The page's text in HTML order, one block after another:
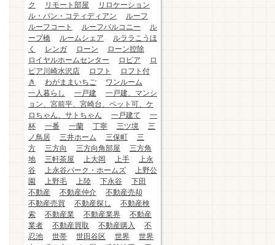
ク
リモート部屋
リロケーション
ル・パン・コティディアン
ルーフ
ルーフコート
ルーフバルコニー
ル
ープ橋
ルームシェア
ルララこうほ
く
レンガ ローン
ローン控除
ロイヤルホームセンター
ロピア
ロ
ピア川崎水沢店
ロフト
ロフト付
き
わがままいちご
ワンルーム
一人暮らし
一戸建
一戸建、マンシ
ョン、宮前平、宮崎台、ペット可、ケ
ロちゃん、サトちゃん
一戸建て
一
杯
一番 一蘭 丁寧 三ツ境
三
ノ鳥居
三井ホーム 三保町
三
方
三方向 三方向角部屋
三方角
地
三軒茶屋 上大岡 上手
上永
谷
上永谷パーク・ホームズ
上野公
園
上野毛 上陸 下永谷
下田
不動産
不動産仲介
不動産売却
不動産売買
不動産探し
不動産検
索
不動産業 不動産業界
不動産
業者
不動産買取 不動産購入
不
忍池
世帯 世田谷区 世界
世界